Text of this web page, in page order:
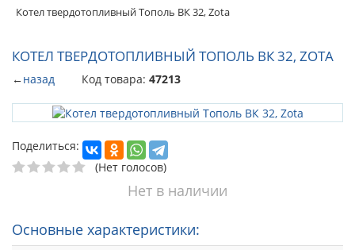
Котел твердотопливный Тополь ВК 32, Zota
КОТЕЛ ТВЕРДОТОПЛИВНЫЙ ТОПОЛЬ ВК 32, ZOTA
←назад Код товара: 47213
Поделиться:
(Нет голосов)
Нет в наличии
Основные характеристики: